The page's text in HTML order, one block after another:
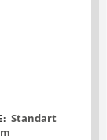
Standart